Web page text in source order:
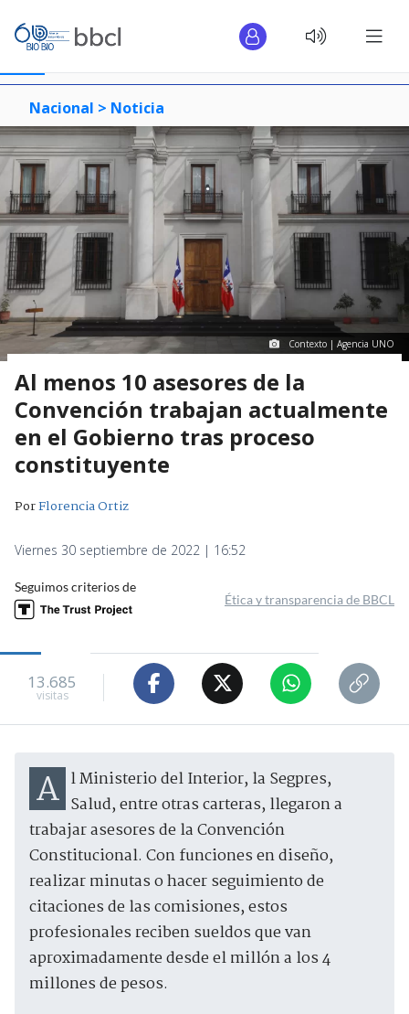
Nacional > Noticia
Contexto | Agencia UNO
Al menos 10 asesores de la
Convención trabajan actualmente
en el Gobierno tras proceso
constituyente
PorFlorencia Ortiz
Viernes 30 septiembre de 2022 | 16:52
Seguimos criterios de
Ética y transparencia de BBCL
13.685
visitas
Al Ministerio del Interior, la Segpres, Salud, entre otras carteras, llegaron a
trabajar asesores de la Convención
Constitucional. Con funciones en diseño,
realizar minutas o hacer seguimiento de
citaciones de las comisiones, estos
profesionales reciben sueldos que van
aproximadamente desde el millón a los 4
millones de pesos.